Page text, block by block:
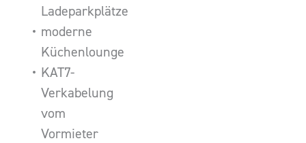
Ladeparkplätze
moderne
Küchenlounge
KAT7-
Verkabelung
vom
Vormieter